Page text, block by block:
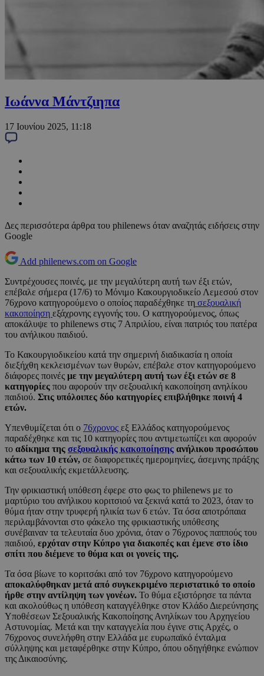
Ιωάννα Μάντζιηπα
17 Ιουνίου 2025, 11:18
Δες περισσότερα άρθρα του philenews όταν αναζητάς ειδήσεις στην
Google
Add philenews.com on Google
Συντρέχουσες ποινές, με την μεγαλύτερη αυτή των έξι ετών,
επέβαλε σήμερα (17/6) το Μόνιμο Κακουργιοδικείο Λεμεσού στον
76χρονο κατηγορούμενο ο οποίος παραδέχθηκε τη σεξουαλική
κακοποίηση εξάχρονης εγγονής του. Ο κατηγορούμενος, όπως
αποκάλυψε το philenews στις 7 Απριλίου, είναι πατριός του πατέρα
του ανήλικου παιδιού.
Το Κακουργιοδικείου κατά την σημερινή διαδικασία η οποία
διεξήχθη κεκλεισμένων των θυρών, επέβαλε στον κατηγορούμενο
διάφορες ποινές με την μεγαλύτερη αυτή των έξι ετών σε 8
κατηγορίες που αφορούν την σεξουαλική κακοποίηση ανηλίκου
παιδιού. Στις υπόλοιπες δύο κατηγορίες επιβλήθηκε ποινή 4
ετών.
Υπενθυμίζεται ότι ο 76χρονος εξ Ελλάδος κατηγορούμενος
παραδέχθηκε και τις 10 κατηγορίες που αντιμετωπίζει και αφορούν
το αδίκημα της σεξουαλικής κακοποίησης ανήλικου προσώπου
κάτω των 10 ετών, σε διαφορετικές ημερομηνίες, άσεμνης πράξης
και σεξουαλικής εκμετάλλευσης.
Την φρικιαστική υπόθεση έφερε στο φως το philenews με το
μαρτύριο του ανήλικου κοριτσιού να ξεκινά κατά το 2023, όταν το
θύμα ήταν στην τρυφερή ηλικία των 6 ετών. Τα όσα αποτρόπαια
περιλαμβάνονται στο φάκελο της φρικιαστικής υπόθεσης
συνέβαιναν τα τελευταία δυο χρόνια, όταν ο 76χρονος παππούς του
παιδιού, ερχόταν στην Κύπρο για διακοπές και έμενε στο ίδιο
σπίτι που διέμενε το θύμα και οι γονείς της.
Τα όσα βίωνε το κοριτσάκι από τον 76χρονο κατηγορούμενο
αποκαλύφθηκαν μετά από συγκεκριμένο περιστατικό το οποίο
ήρθε στην αντίληψη των γονέων. Το θύμα εξιστόρησε τα πάντα
και ακολούθως η υπόθεση καταγγέλθηκε στον Κλάδο Διερεύνησης
Υποθέσεων Σεξουαλικής Κακοποίησης Ανηλίκων του Αρχηγείου
Αστυνομίας. Μετά και την καταγγελία που έγινε στις Αρχές, ο
76χρονος συνελήφθη στην Ελλάδα με ευρωπαϊκό ένταλμα
σύλληψης και μεταφέρθηκε στην Κύπρο, όπου οδηγήθηκε ενώπιον
της Δικαιοσύνης.